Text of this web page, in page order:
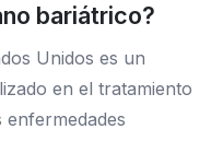
bariátrico?
Unidos es un
en el tratamiento